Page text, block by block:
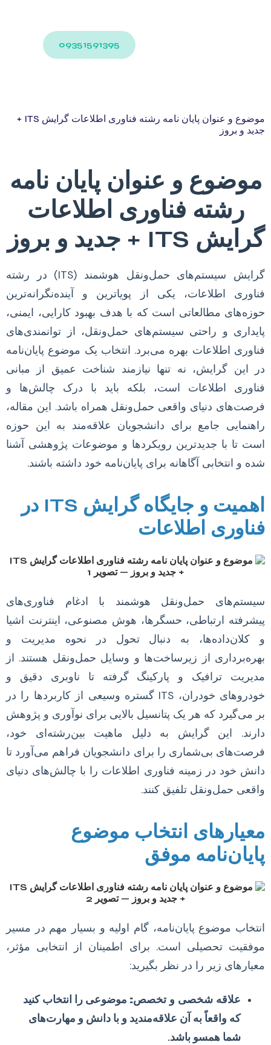
09351591395
موضوع و عنوان پایان نامه رشته فناوری اطلاعات گرایش ITS +
جدید و بروز
موضوع و عنوان پایان نامه
رشته فناوری اطلاعات
گرایش ITS + جدید و بروز
گرایش سیستم‌های حمل‌ونقل هوشمند (ITS) در رشته
فناوری اطلاعات، یکی از پویاترین و آینده‌نگرانه‌ترین
حوزه‌های مطالعاتی است که با هدف بهبود کارایی، ایمنی،
پایداری و راحتی سیستم‌های حمل‌ونقل، از توانمندی‌های
فناوری اطلاعات بهره می‌برد. انتخاب یک موضوع پایان‌نامه
در این گرایش، نه تنها نیازمند شناخت عمیق از مبانی
فناوری اطلاعات است، بلکه باید با درک چالش‌ها و
فرصت‌های دنیای واقعی حمل‌ونقل همراه باشد. این مقاله،
راهنمایی جامع برای دانشجویان علاقه‌مند به این حوزه
است تا با جدیدترین رویکردها و موضوعات پژوهشی آشنا
شده و انتخابی آگاهانه برای پایان‌نامه خود داشته باشند.
اهمیت و جایگاه گرایش ITS در
فناوری اطلاعات
سیستم‌های حمل‌ونقل هوشمند با ادغام فناوری‌های
پیشرفته ارتباطی، حسگرها، هوش مصنوعی، اینترنت اشیا
و کلان‌داده‌ها، به دنبال تحول در نحوه مدیریت و
بهره‌برداری از زیرساخت‌ها و وسایل حمل‌ونقل هستند. از
مدیریت ترافیک و پارکینگ گرفته تا ناوبری دقیق و
خودروهای خودران، ITS گستره وسیعی از کاربردها را در
بر می‌گیرد که هر یک پتانسیل بالایی برای نوآوری و پژوهش
دارند. این گرایش به دلیل ماهیت بین‌رشته‌ای خود،
فرصت‌های بی‌شماری را برای دانشجویان فراهم می‌آورد تا
دانش خود در زمینه فناوری اطلاعات را با چالش‌های دنیای
واقعی حمل‌ونقل تلفیق کنند.
معیارهای انتخاب موضوع
پایان‌نامه موفق
انتخاب موضوع پایان‌نامه، گام اولیه و بسیار مهم در مسیر
موفقیت تحصیلی است. برای اطمینان از انتخابی مؤثر،
معیارهای زیر را در نظر بگیرید:
علاقه شخصی و تخصص: موضوعی را انتخاب کنید
که واقعاً به آن علاقه‌مندید و با دانش و مهارت‌های
شما همسو باشد.